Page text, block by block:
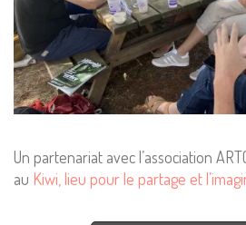
Un partenariat avec l’association
au Kiwi, lieu pour le partage et